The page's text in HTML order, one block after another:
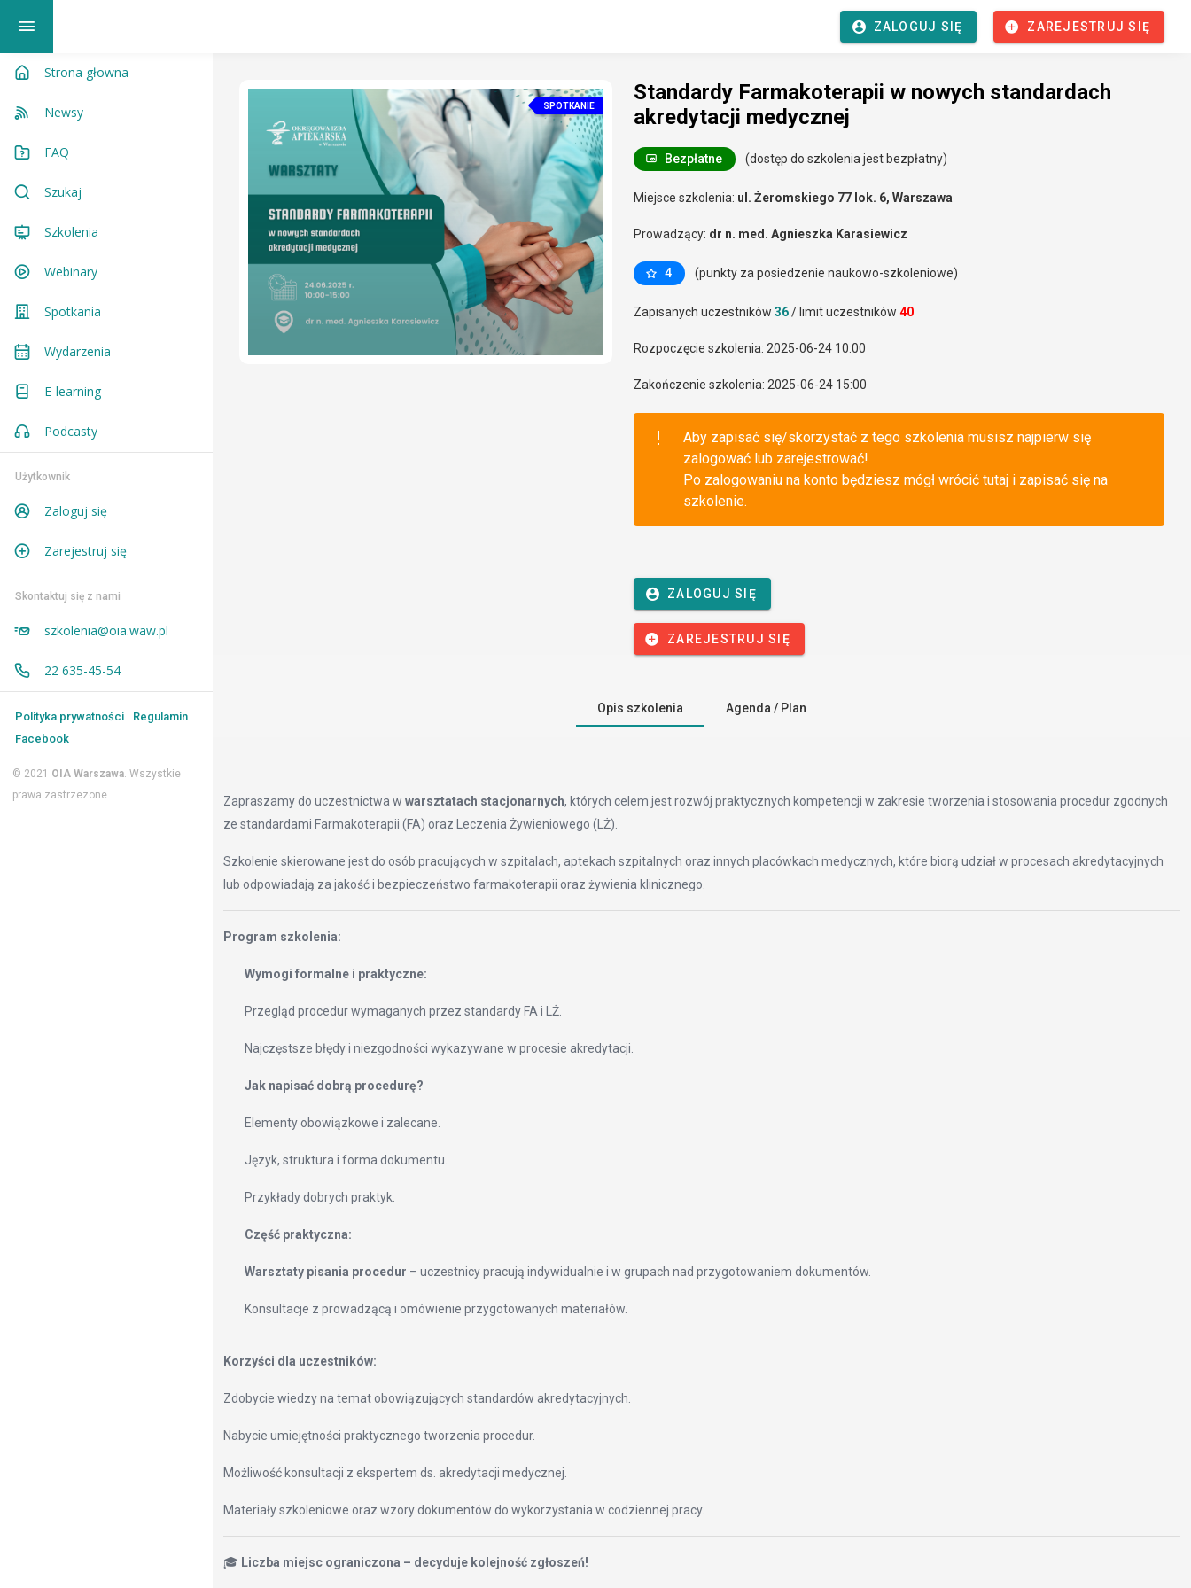
ZALOGUJ SIĘ ZAREJESTRUJ SIĘ
Strona głowna
Newsy
FAQ
Szukaj
Szkolenia
Webinary
Spotkania
Wydarzenia
E-learning
Podcasty
Użytkownik
Zaloguj się
Zarejestruj się
Skontaktuj się z nami
szkolenia@oia.waw.pl
22 635-45-54
Polityka prywatności
Regulamin
Facebook
© 2021 OIA Warszawa. Wszystkie
prawa zastrzezone.
SPOTKANIE
Standardy Farmakoterapii w nowych standardach
akredytacji medycznej
Bezpłatne (dostęp do szkolenia jest bezpłatny)
Miejsce szkolenia: ul. Żeromskiego 77 lok. 6, Warszawa
Prowadzący: dr n. med. Agnieszka Karasiewicz
4 (punkty za posiedzenie naukowo-szkoleniowe)
Zapisanych uczestników 36/ limit uczestników 40
Rozpoczęcie szkolenia: 2025-06-24 10:00
Zakończenie szkolenia: 2025-06-24 15:00
Aby zapisać się/skorzystać z tego szkolenia musisz najpierw się
zalogować lub zarejestrować!
Po zalogowaniu na konto będziesz mógł wrócić tutaj i zapisać się na
szkolenie.
ZALOGUJ SIĘ
ZAREJESTRUJ SIĘ
Opis szkolenia Agenda / Plan
Zapraszamy do uczestnictwa w warsztatach stacjonarnych, których celem jest rozwój praktycznych kompetencji w zakresie tworzenia i stosowania procedur zgodnych
ze standardami Farmakoterapii (FA) oraz Leczenia Żywieniowego (LŻ).
Szkolenie skierowane jest do osób pracujących w szpitalach, aptekach szpitalnych oraz innych placówkach medycznych, które biorą udział w procesach akredytacyjnych
lub odpowiadają za jakość i bezpieczeństwo farmakoterapii oraz żywienia klinicznego.
Program szkolenia:
Wymogi formalne i praktyczne:
Przegląd procedur wymaganych przez standardy FA i LŻ.
Najczęstsze błędy i niezgodności wykazywane w procesie akredytacji.
Jak napisać dobrą procedurę?
Elementy obowiązkowe i zalecane.
Język, struktura i forma dokumentu.
Przykłady dobrych praktyk.
Część praktyczna:
Warsztaty pisania procedur – uczestnicy pracują indywidualnie i w grupach nad przygotowaniem dokumentów.
Konsultacje z prowadzącą i omówienie przygotowanych materiałów.
Korzyści dla uczestników:
Zdobycie wiedzy na temat obowiązujących standardów akredytacyjnych.
Nabycie umiejętności praktycznego tworzenia procedur.
Możliwość konsultacji z ekspertem ds. akredytacji medycznej.
Materiały szkoleniowe oraz wzory dokumentów do wykorzystania w codziennej pracy.
🎓 Liczba miejsc ograniczona – decyduje kolejność zgłoszeń!